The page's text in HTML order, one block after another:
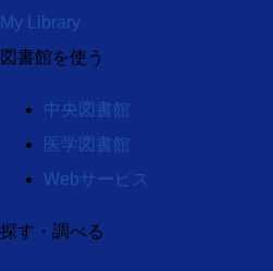
My Library
図書館を使う
中央図書館
医学図書館
Webサービス
探す・調べる